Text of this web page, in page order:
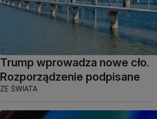
Trump wprowadza nowe cło.
Rozporządzenie podpisane
ZE ŚWIATA